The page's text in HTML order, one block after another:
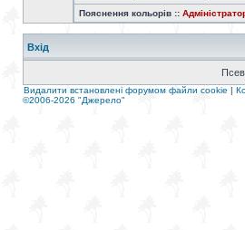
Пояснення кольорів ::
Вхід
Видалити встановлені форумом файли cookie |
©2006-2026 "Джерело"